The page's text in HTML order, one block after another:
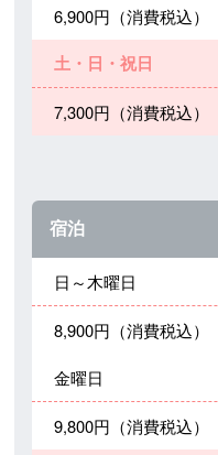
6,900円（消費税込）
土・日・祝日
7,300円（消費税込）
宿泊
日～木曜日
8,900円（消費税込）
金曜日
9,800円（消費税込）